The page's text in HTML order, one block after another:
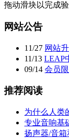
拖动滑块以完成
网站公告
11/27 网站
11/13 LEAP
09/14 会员
推荐阅读
为什么人类
专业音响基
扬声器/音